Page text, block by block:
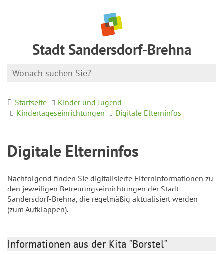
Stadt Sandersdorf-Brehna
Startseite
Kinder und Jugend
Kindertageseinrichtungen
Digitale Elterninfos
Digitale Elterninfos
Nachfolgend finden Sie digitalisierte Elterninformationen zu
den jeweiligen Betreuungseinrichtungen der Stadt
Sandersdorf-Brehna, die regelmäßig aktualisiert werden
(zum Aufklappen).
Informationen aus der Kita "Borstel"